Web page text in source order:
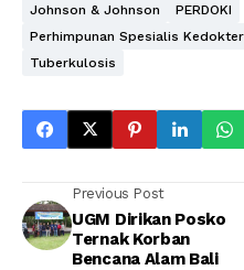
Johnson & Johnson
PERDOKI
Perhimpunan Spesialis
Tuberkulosis
Previous Post
UGM Dirikan Posko
Ternak Korban
Bencana Alam Bali